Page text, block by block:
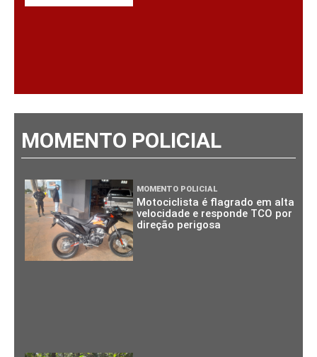
MOMENTO POLICIAL
MOMENTO POLICIAL
Motociclista é flagrado em alta
velocidade e responde TCO por
direção perigosa